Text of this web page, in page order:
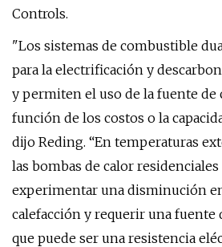
Controls.
"Los sistemas de combustible
para la electrificación y
y permiten el uso de la fuente de
función de los costos o la
dijo Reding. “En temperaturas
las bombas de calor
experimentar una disminución
calefacción y requerir una fuente
que puede ser una resistencia